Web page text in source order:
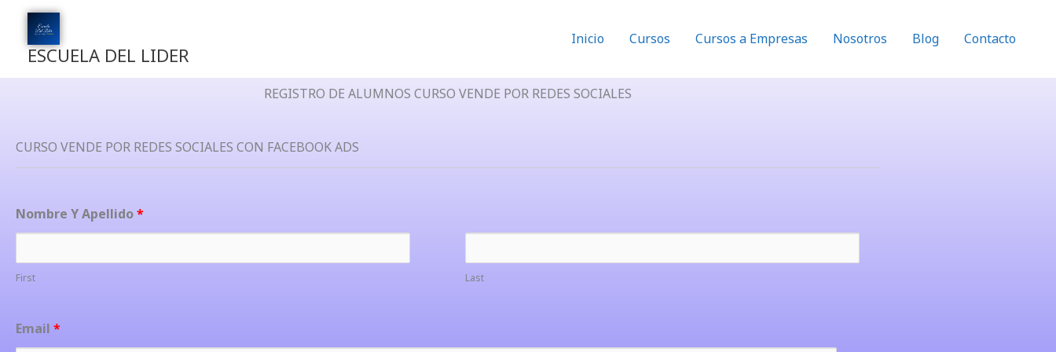
contenidoESCUELA DEL LIDER
Inicio Cursos Cursos a Empresas Nosotros Blog Contacto
REGISTRO DE ALUMNOS CURSO VENDE POR REDES SOCIALES
CURSO VENDE POR REDES SOCIALES CON FACEBOOK ADS
Nombre Y Apellido*
First Last
Email *